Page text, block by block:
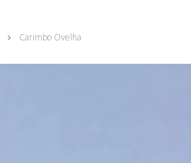
Carimbo Ovelha